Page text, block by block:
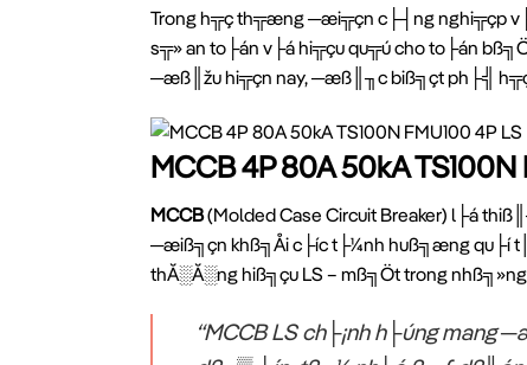
Trong h╦ç th╦æng ─æi╦çn c├┤ng nghi╦çp
s╦» an to├án v├á hi╦çu qu╦ú cho to├án
─æß║žu hi╦çn nay, ─æß║╖c biß╗çt ph├╣
MCCB 4P 80A 50kA
MCCB(Molded Case Circuit Breaker) l├á
─æiß╗çn khß╗Åi c├íc t├¼nh huß╗æng qu├í
thĂ░Ă░ng hiß╗çu LS – mß╗Öt trong
“MCCB LS ch├¡nh h├úng